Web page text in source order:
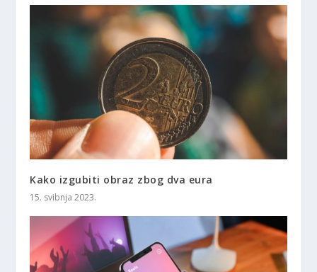
Kako izgubiti obraz zbog dva eura
15. svibnja 2023.